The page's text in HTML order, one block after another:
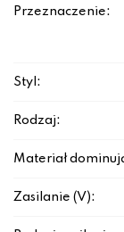
Przeznaczenie:
Styl:
Rodzaj:
Materiał
Zasilanie (V):